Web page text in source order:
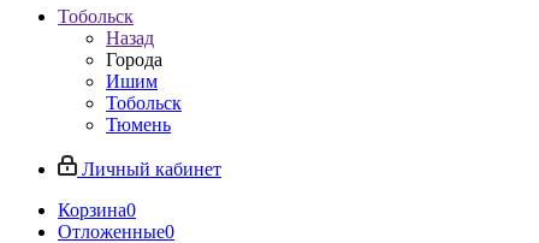
Тобольск
Назад
Города
Ишим
Тобольск
Тюмень
Личный кабинет
Корзина0
Отложенные0